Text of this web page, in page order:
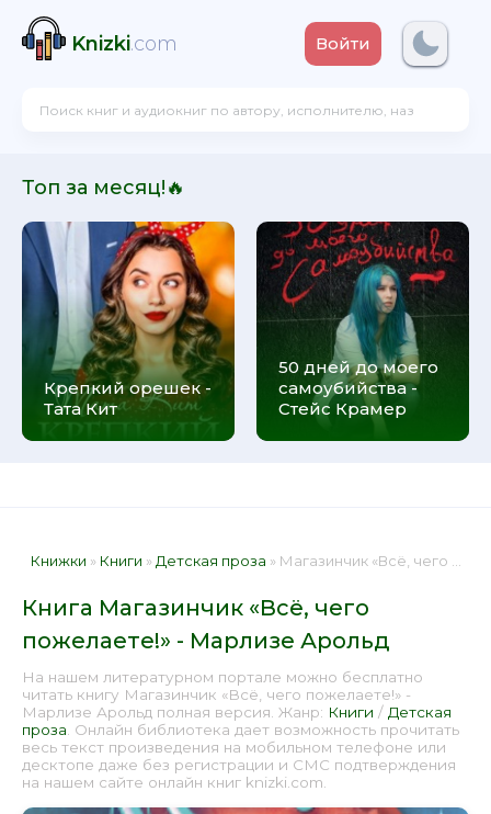
Knizki.com Войти
Топ за месяц!🔥
Крепкий орешек -
Тата Кит
50 дней до моего
самоубийства -
Стейс Крамер
Книжки » Книги » Детская проза » Магазинчик «Всё, чего пожелаете!» - Марлизе Арольд 📕 - Книга онлайн бесплатно
Книга Магазинчик «Всё, чего
пожелаете!» - Марлизе Арольд
На нашем литературном портале можно бесплатно
читать книгу Магазинчик «Всё, чего пожелаете!» -
Марлизе Арольд полная версия. Жанр: Книги / Детская
проза . Онлайн библиотека дает возможность прочитать
весь текст произведения на мобильном телефоне или
десктопе даже без регистрации и СМС подтверждения
на нашем сайте онлайн книг knizki.com.